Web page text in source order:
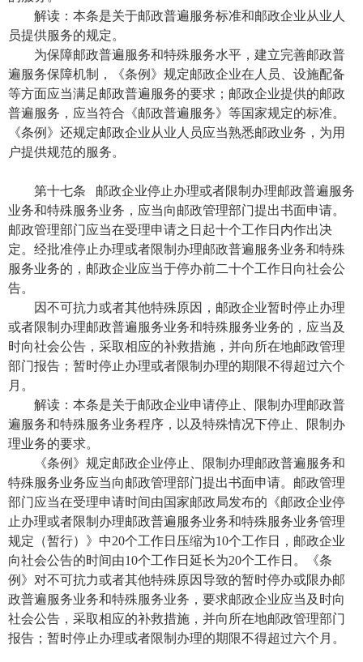
解读：本条是关于邮政普遍服务标准和邮政企业从业人
员提供服务的规定。
为保障邮政普遍服务和特殊服务水平，建立完善邮政普
遍服务保障机制，《条例》规定邮政企业在人员、设施配备
等方面应当满足邮政普遍服务的要求；邮政企业提供的邮政
普遍服务，应当符合《邮政普遍服务》等国家规定的标准。
《条例》还规定邮政企业从业人员应当熟悉邮政业务，为用
户提供规范的服务。
第十七条 邮政企业停止办理或者限制办理邮政普遍服务
业务和特殊服务业务，应当向邮政管理部门提出书面申请。
邮政管理部门应当在受理申请之日起十个工作日内作出决
定。经批准停止办理或者限制办理邮政普遍服务业务和特殊
服务业务的，邮政企业应当于停办前二十个工作日向社会公
告。
因不可抗力或者其他特殊原因，邮政企业暂时停止办理
或者限制办理邮政普遍服务业务和特殊服务业务的，应当及
时向社会公告，采取相应的补救措施，并向所在地邮政管理
部门报告；暂时停止办理或者限制办理的期限不得超过六个
月。
解读：本条是关于邮政企业申请停止、限制办理邮政普
遍服务和特殊服务业务程序，以及特殊情况下停止、限制办
理业务的要求。
《条例》规定邮政企业停止、限制办理邮政普遍服务和
特殊服务业务应当向邮政管理部门提出书面申请。邮政管理
部门应当在受理申请时间由国家邮政局发布的《邮政企业停
止办理或者限制办理邮政普遍服务业务和特殊服务业务管理
规定（暂行）》中20个工作日压缩为10个工作日，邮政企业
向社会公告的时间由10个工作日延长为20个工作日。《条
例》对不可抗力或者其他特殊原因导致的暂时停办或限办邮
政普遍服务业务和特殊服务业务，要求邮政企业应当及时向
社会公告，采取相应的补救措施，并向所在地邮政管理部门
报告；暂时停止办理或者限制办理的期限不得超过六个月。